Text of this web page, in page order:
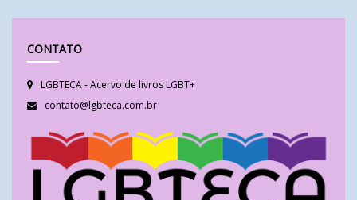
CONTATO
LGBTECA - Acervo de livros LGBT+
contato@lgbteca.com.br